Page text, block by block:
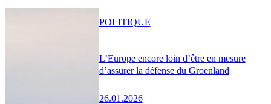
L’Europe encore loin d’être en mesure
d’assurer la défense du Groenland
26.01.2026
POLITIQUE